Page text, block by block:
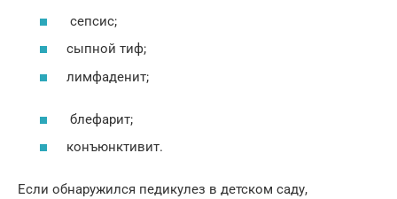
сепсис;
сыпной тиф;
лимфаденит;
блефарит;
конъюнктивит.
Если обнаружился педикулез в детском саду,